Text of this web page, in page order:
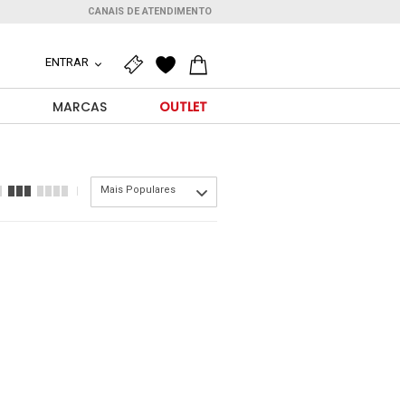
CANAIS DE ATENDIMENTO
ENTRAR
MARCAS OUTLET
Mais Populares